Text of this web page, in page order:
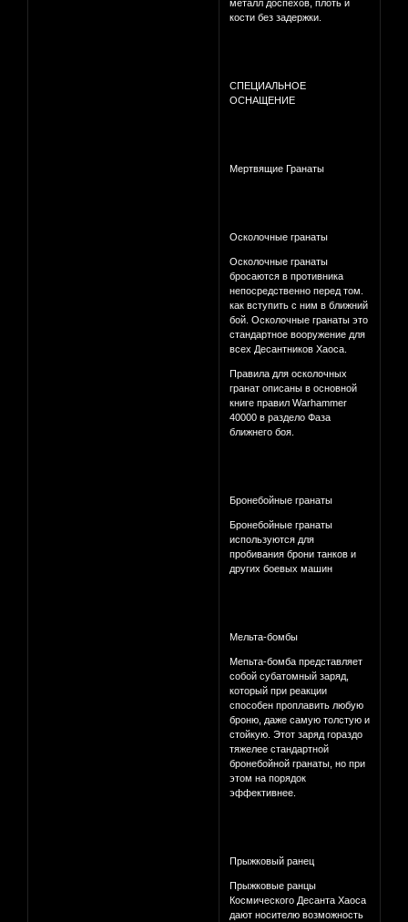
металл доспехов, плоть и
кости без задержки.
СПЕЦИАЛЬНОЕ
ОСНАЩЕНИЕ
Мертвящие Гранаты
Осколочные гранаты
Осколочные гранаты
бросаются в противника
непосредственно перед том.
как вступить с ним в ближний
бой. Осколочные гранаты это
стандартное вооружение для
всех Десантников Хаоса.
Правила для осколочных
гранат описаны в основной
книге правил Warhammer
40000 в раздело Фаза
ближнего боя.
Бронебойные гранаты
Бронебойные гранаты
используются для
пробивания брони танков и
других боевых машин
Мельта-бомбы
Мепьта-бомба представляет
собой субатомный заряд,
который при реакции
способен проплавить любую
броню, даже самую толстую и
стойкую. Этот заряд гораздо
тяжелее стандартной
бронебойной гранаты, но при
этом на порядок
эффективнее.
Прыжковый ранец
Прыжковые ранцы
Космического Десанта Хаоса
дают носителю возможность